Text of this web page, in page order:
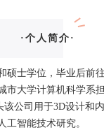
·个人简介·
硕士学位，毕业后前往
市大学计算机科学系担
公司用于3D设计和
智能技术研究。